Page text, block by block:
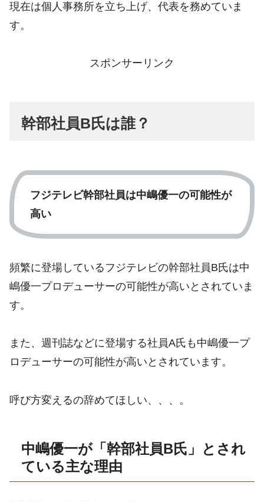
現在は個人事務所を立ち上げ、代表を務めていま
す。
スポンサーリンク
幹部社員B氏は誰？
フジテレビ幹部社員は中嶋優一の可能性が
高い
頻繁に登場しているフジテレビの幹部社員B氏は中
嶋優一プロデューサーの可能性が高いとされていま
す。
また、週刊誌などに登場する社員A氏も中嶋優一プ
ロデューサーの可能性が高いとされています。
呼び方変えるの辞めてほしい、、、。
中嶋優一が「幹部社員B氏」とされ
ている主な理由